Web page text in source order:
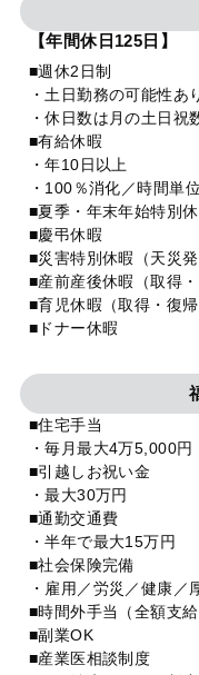
【年間休日125日】
■週休2日制
・土日勤務の可能性あ
・休日数は月の土日祝
■有給休暇
・年10日以上
・100％消化／時間単
■夏季・年末年始特別休
■慶弔休暇
■災害特別休暇（天災発
■産前産後休暇（取得・
■育児休暇（取得・復帰
■ドナー休暇
■住宅手当
・毎月最大4万5,000円
■引越しお祝い金
・最大30万円
■通勤交通費
・半年で最大15万円
■社会保険完備
・雇用／労災／健康／
■時間外手当（全額支給
■副業OK
■産業医相談制度